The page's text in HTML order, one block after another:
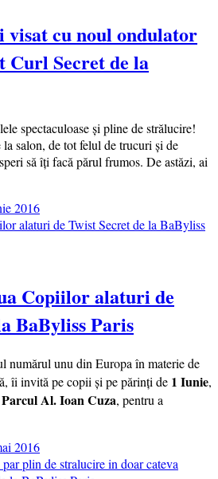
visat cu noul ondulator
Curl Secret de la
spectaculoase și pline de strălucire!
salon, de tot felul de trucuri și de
să îți facă părul frumos. De astăzi, ai
2016
Copiilor alaturi de
BaByliss Paris
numărul unu din Europa în materie de
îi invită pe copii și pe părinți de 1 Iunie,
Parcul Al. Ioan Cuza, pentru a
2016